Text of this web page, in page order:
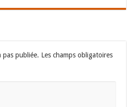
pas publiée. Les champs obligatoires